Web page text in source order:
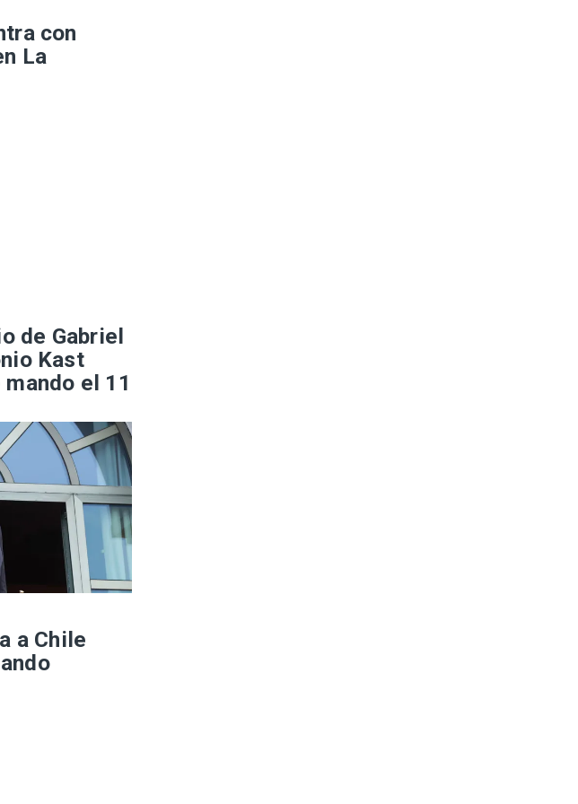
con
La
de Gabriel
Kast
el 11
a Chile